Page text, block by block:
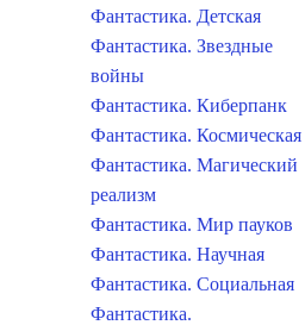
Фантастика. Детская
Фантастика. Звездные
войны
Фантастика. Киберпанк
Фантастика. Космическая
Фантастика. Магический
реализм
Фантастика. Мир пауков
Фантастика. Научная
Фантастика. Социальная
Фантастика.